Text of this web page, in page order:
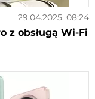
29.04.2025, 08:24
z obsługą Wi-Fi